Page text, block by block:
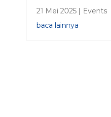
21 Mei 2025 | Events
baca lainnya